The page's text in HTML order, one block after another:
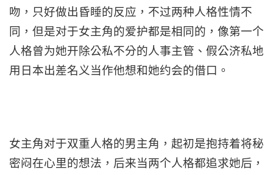
吻，只好做出昏睡的反应，不过两种人格性情不
同，但是对于女主角的爱护都是相同的，像第一个
人格曾为她开除公私不分的人事主管、假公济私地
用日本出差名义当作他想和她约会的借口。
女主角对于双重人格的男主角，起初是抱持着将秘
密闷在心里的想法，后来当两个人格都追求她后，